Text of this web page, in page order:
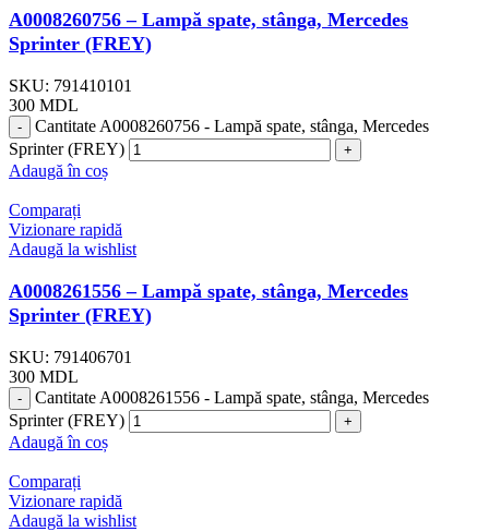
A0008260756 – Lampă spate, stânga, Mercedes
Sprinter (FREY)
SKU: 791410101
300 MDL
Cantitate A0008260756 - Lampă spate, stânga, Mercedes
Sprinter (FREY)
Adaugă în coș
Comparați
Vizionare rapidă
Adaugă la wishlist
A0008261556 – Lampă spate, stânga, Mercedes
Sprinter (FREY)
SKU: 791406701
300 MDL
Cantitate A0008261556 - Lampă spate, stânga, Mercedes
Sprinter (FREY)
Adaugă în coș
Comparați
Vizionare rapidă
Adaugă la wishlist